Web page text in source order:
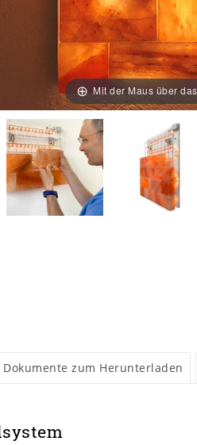
Mit der Maus über
Dokumente zum Herunterladen